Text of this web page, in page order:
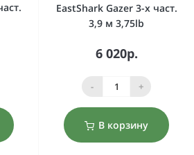
EastShark Gazer 3-x част.
3,9 м 3,75lb
6 020р.
- +
В корзину